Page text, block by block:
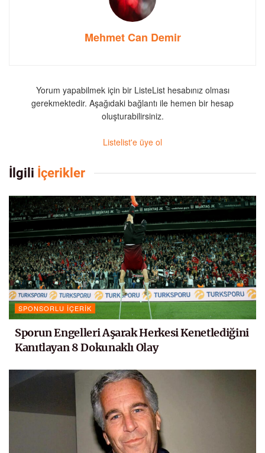
Mehmet Can Demir
Yorum yapabilmek için bir ListeList hesabınız olması
gerekmektedir. Aşağıdaki bağlantı ile hemen bir hesap
oluşturabilirsiniz.
Listelist'e üye ol
İlgili İçerikler
SPONSORLU İÇERIK
Sporun Engelleri Aşarak Herkesi Kenetlediğini
Kanıtlayan 8 Dokunaklı Olay